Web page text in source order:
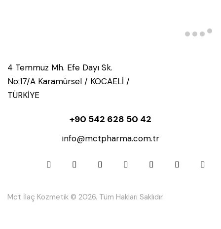
4 Temmuz Mh. Efe Dayı Sk.
No:17/A Karamürsel / KOCAELİ /
TÜRKİYE
+90 542 628 50 42
info@mctpharma.com.tr
Mct İlaç Kozmetik © 2026. Tüm Hakları Saklıdır.